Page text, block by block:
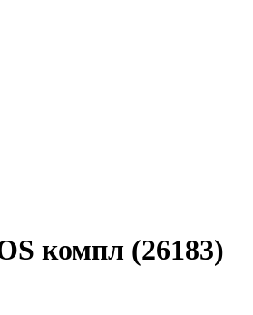
компл (26183)